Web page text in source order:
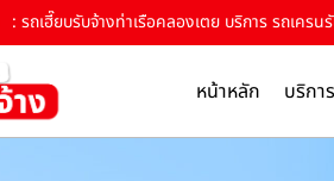
: รถเฮี๊ยบรับจ้างท่าเรือคลองเตย บริการ รถเครน
หน้าหลัก บริกา